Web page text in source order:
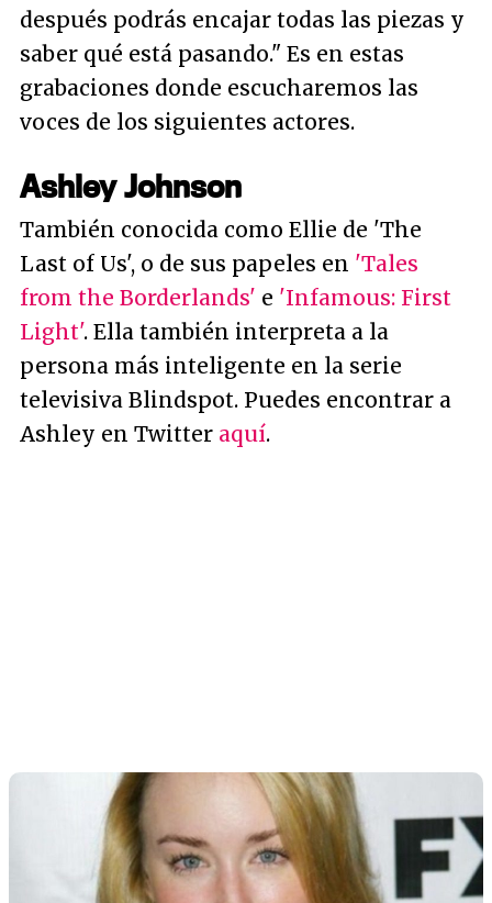
después podrás encajar todas las piezas y
saber qué está pasando." Es en estas
grabaciones donde escucharemos las
voces de los siguientes actores.
Ashley Johnson
También conocida como Ellie de 'The
Last of Us', o de sus papeles en 'Tales
from the Borderlands' e 'Infamous: First
Light'. Ella también interpreta a la
persona más inteligente en la serie
televisiva Blindspot. Puedes encontrar a
Ashley en Twitter aquí.